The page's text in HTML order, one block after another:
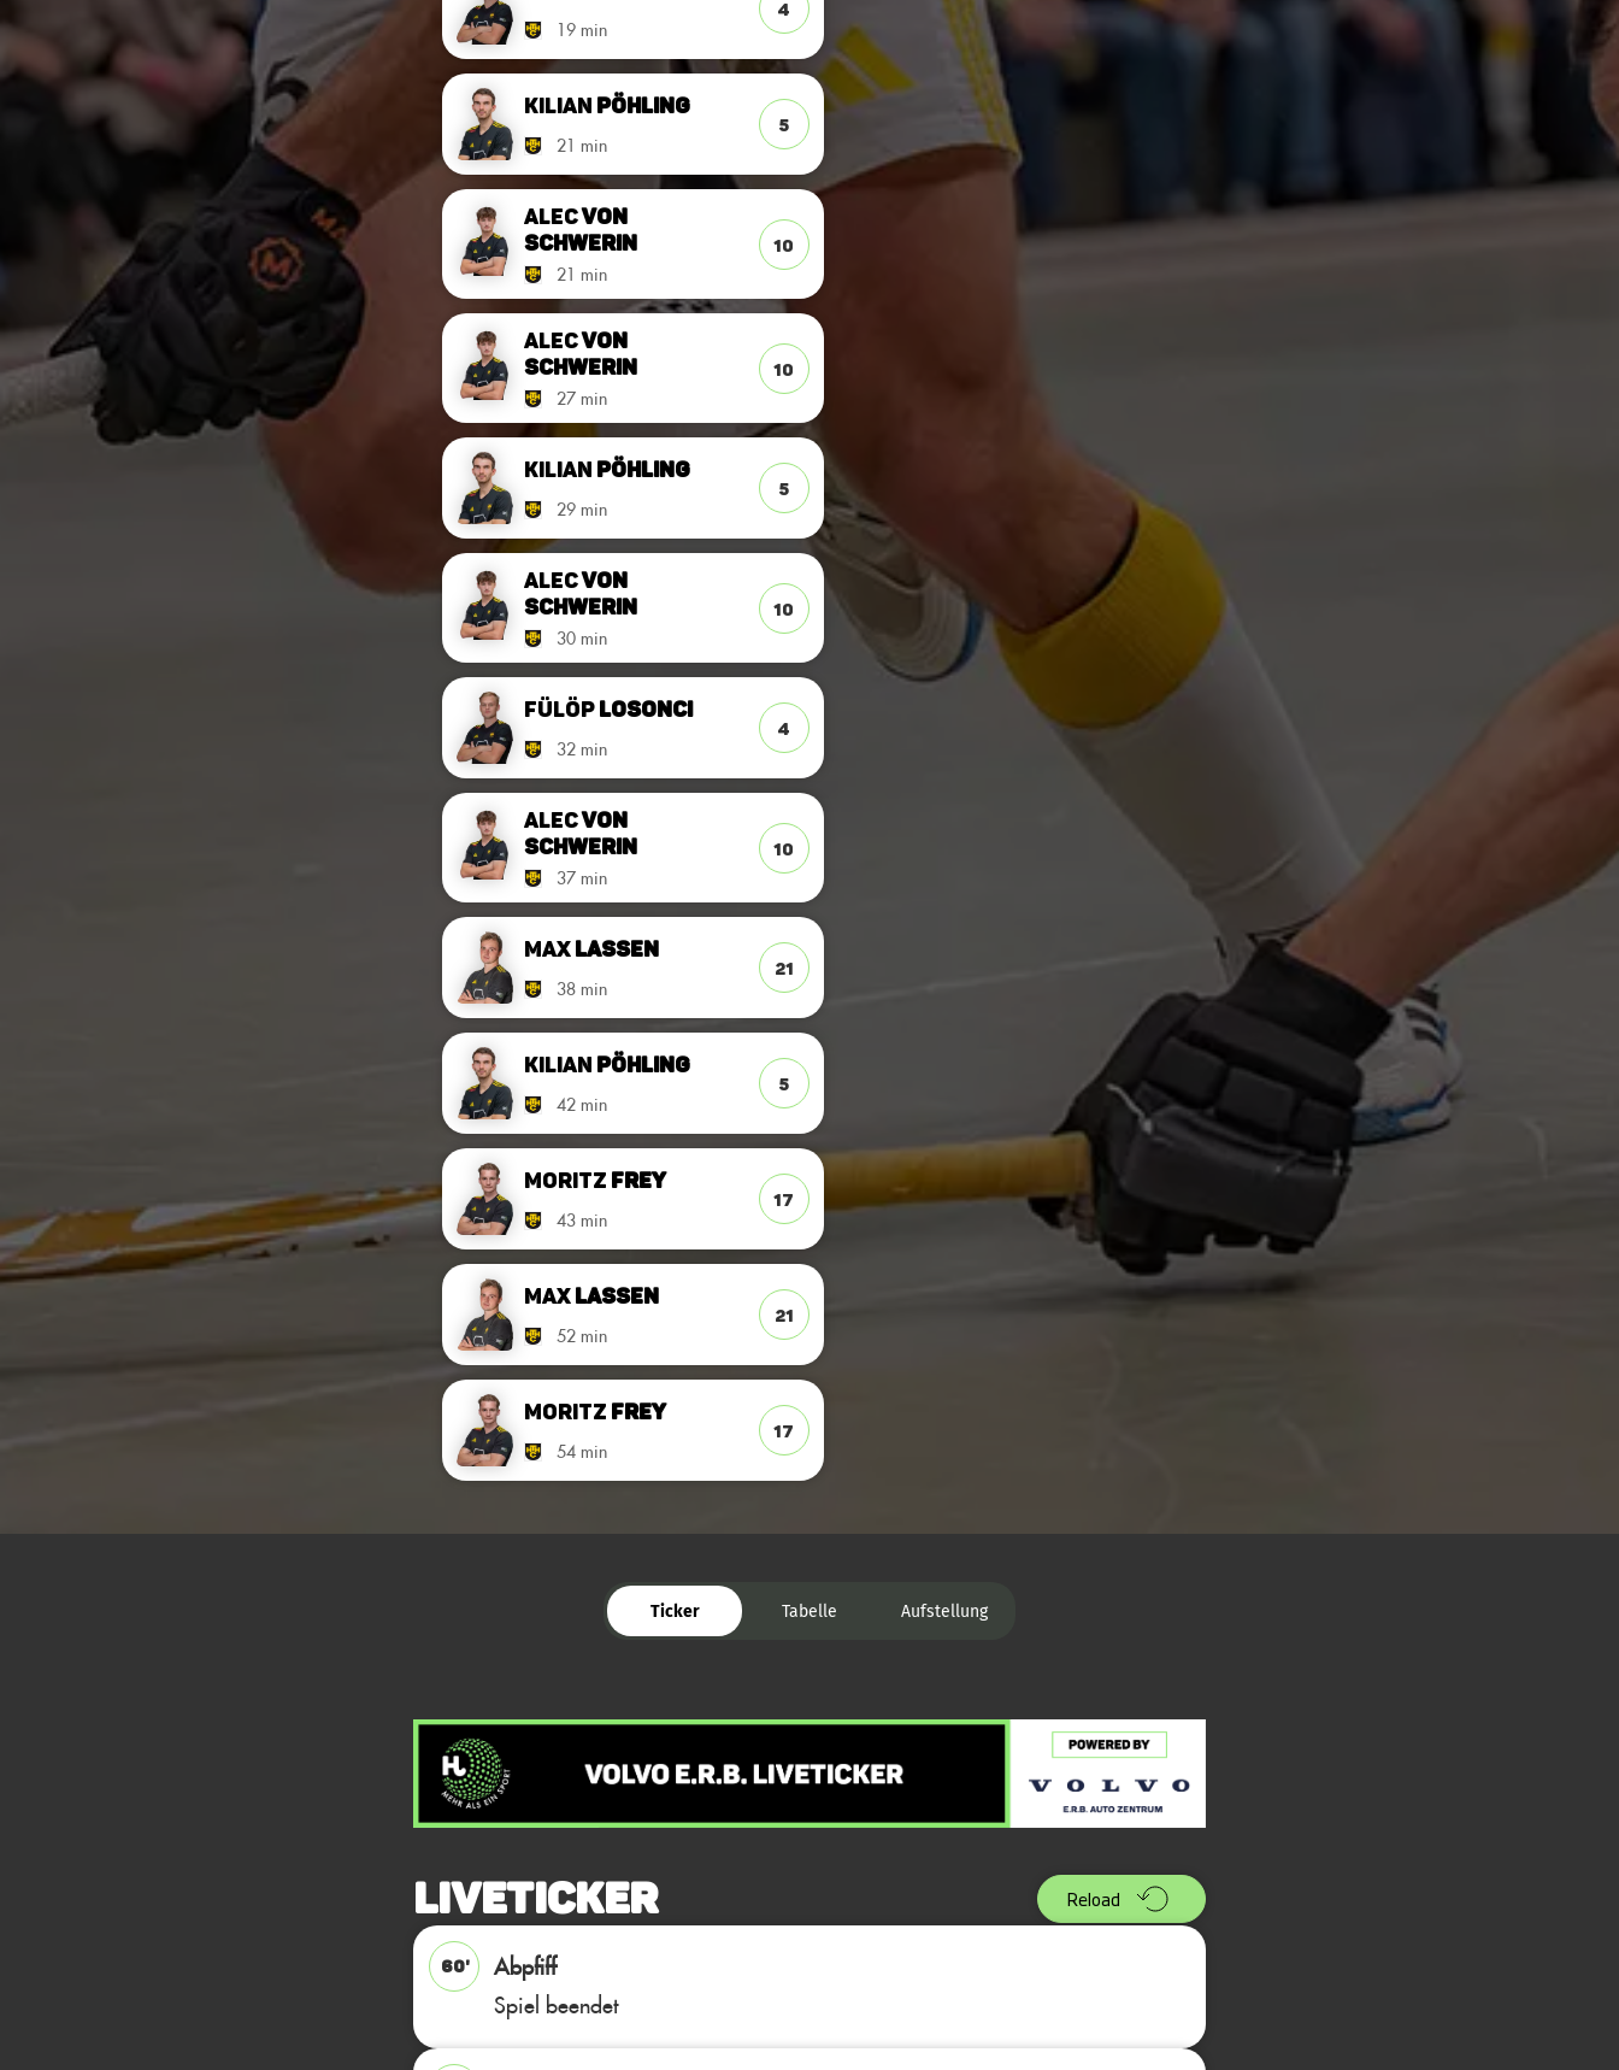
19 min
4
Kilian Pöhling
21 min
5
Alecvon
Schwerin
21 min
10
Alecvon
Schwerin
27 min
10
Kilian Pöhling
29 min
5
Alecvon
Schwerin
30 min
10
FülöpLosonci
32 min
4
Alecvon
Schwerin
37 min
10
MaxLassen
38 min
21
Kilian Pöhling
42 min
5
Moritz Frey
43 min
17
MaxLassen
52 min
21
Moritz Frey
54 min
17
Ticker Tabelle Aufstellung
Liveticker Reload
60'
Abpfiff
Spiel beendet